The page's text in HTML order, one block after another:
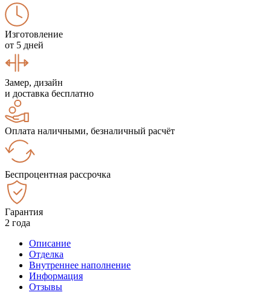
Изготовление
от 5 дней
Замер, дизайн
и доставка бесплатно
Оплата наличными, безналичный расчёт
Беспроцентная рассрочка
Гарантия
2 года
Описание
Отделка
Внутреннее наполнение
Информация
Отзывы